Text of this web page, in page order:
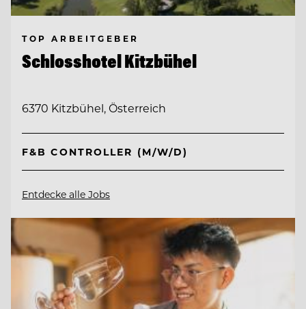
TOP ARBEITGEBER
Schlosshotel Kitzbühel
6370 Kitzbühel, Österreich
F&B CONTROLLER (M/W/D)
Entdecke alle Jobs